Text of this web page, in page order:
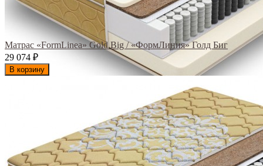
Матрас «FormLinea» Gold Big / «ФормЛиния» Голд Биг
29 074 ₽
В корзину